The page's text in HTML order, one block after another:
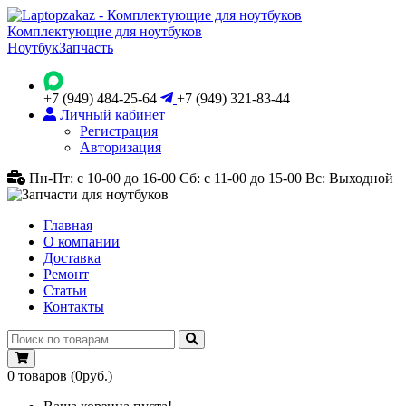
Комплектующие для ноутбуков
НоутбукЗапчасть
+7 (949) 484-25-64
+7 (949) 321-83-44
Личный кабинет
Регистрация
Авторизация
Пн-Пт: с 10-00 до 16-00 Сб: с 11-00 до 15-00 Вс: Выходной
Главная
О компании
Доставка
Ремонт
Статьи
Контакты
0 товаров (0руб.)